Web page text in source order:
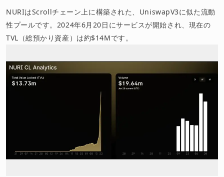
NURIはScrollチェーン上に構築された、UniswapV3に似た流動
性プールです。2024年6月20日にサービスが開始され、現在の
TVL（総預かり資産）は約$14Mです。